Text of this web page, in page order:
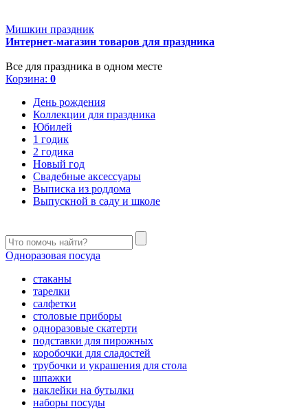
Мишкин праздник
Интернет-магазин товаров для праздника
Все для праздника в одном месте
Корзина: 0
День рождения
Коллекции для праздника
Юбилей
1 годик
2 годика
Новый год
Свадебные аксессуары
Выписка из роддома
Выпускной в саду и школе
Одноразовая посуда
стаканы
тарелки
салфетки
столовые приборы
одноразовые скатерти
подставки для пирожных
коробочки для сладостей
трубочки и украшения для стола
шпажки
наклейки на бутылки
наборы посуды